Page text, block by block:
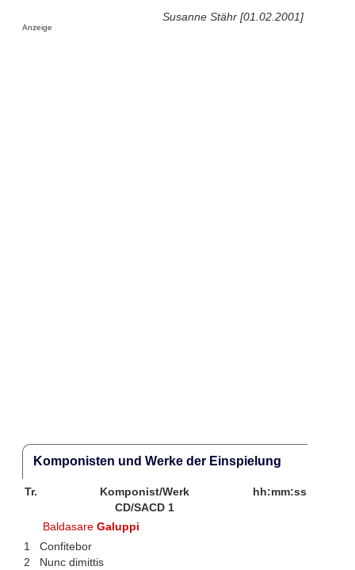
Susanne Stähr [01.02.2001]
Anzeige
Komponisten und Werke der Einspielung
Tr. Komponist/Werk
hh:mm:ss
CD/SACD 1
BaldasareGaluppi
1
Confitebor
2
Nunc dimittis